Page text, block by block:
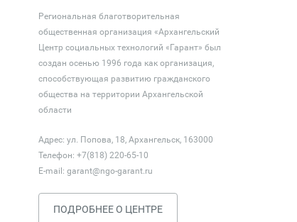
Региональная благотворительная
общественная организация «Архангельский
Центр социальных технологий «Гарант» был
создан осенью 1996 года как организация,
способствующая развитию гражданского
общества на территории Архангельской
области
Адрес: ул. Попова, 18, Архангельск, 163000
Телефон: +7(818) 220-65-10
E-mail: garant@ngo-garant.ru
ПОДРОБНЕЕ О ЦЕНТРЕ